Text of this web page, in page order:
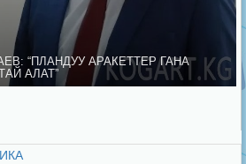
“ПЛАНДУУ АРАКЕТТЕР ГАНА
АЛАТ”